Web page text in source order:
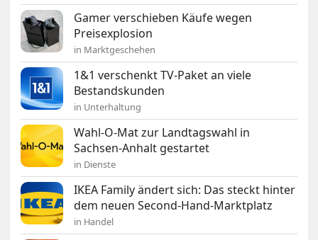
Gamer verschieben Käufe wegen
Preisexplosion
in Marktgeschehen
1&1 verschenkt TV-Paket an viele
Bestandskunden
in Unterhaltung
Wahl-O-Mat zur Landtagswahl in
Sachsen-Anhalt gestartet
in Dienste
IKEA Family ändert sich: Das steckt hinter
dem neuen Second-Hand-Marktplatz
in Handel